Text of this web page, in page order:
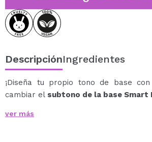
DescripciónIngredientes
¡Diseña tu propio tono de base
cambiar el subtono de la base Smart
Neutraliza los tonos anaranjados
las bases de maquillaje,
ver más